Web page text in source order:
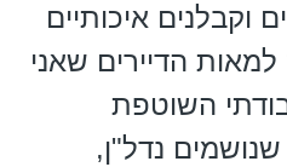
וקבלנים איכותיים
הדיירים שאני
השוטפת
שנושמים נדל"ן,